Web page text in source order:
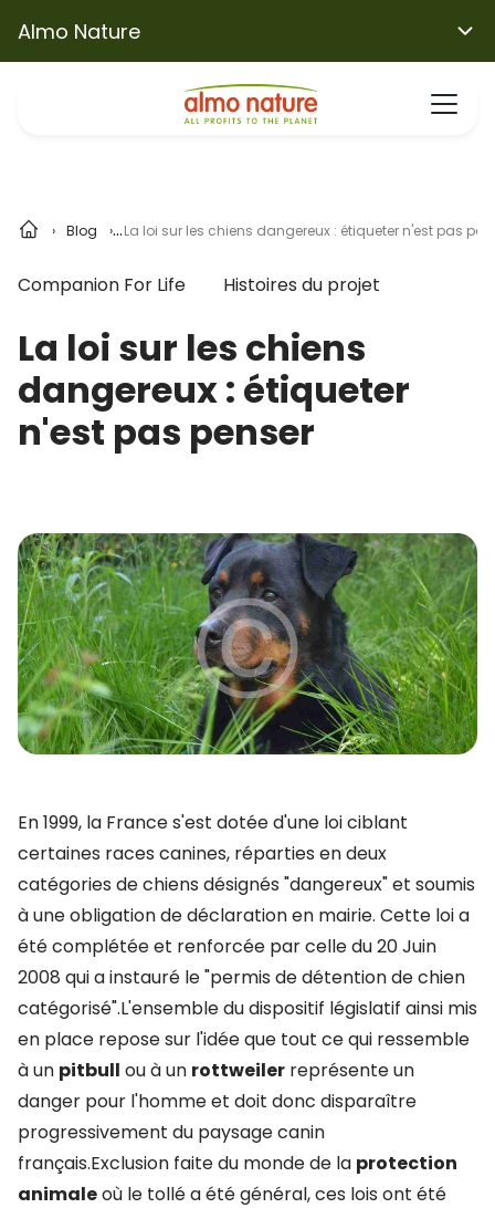
Almo Nature
Blog La loi sur les chiens dangereux : étiqueter n'est pas
Companion For Life Histoires du projet
La loi sur les chiens
dangereux : étiqueter
n'est pas penser
En 1999, la France s'est dotée d'une loi ciblant
certaines races canines, réparties en deux
catégories de chiens désignés "dangereux" et soumis
à une obligation de déclaration en mairie. Cette loi a
été complétée et renforcée par celle du 20 Juin
2008 qui a instauré le "permis de détention de chien
catégorisé".L'ensemble du dispositif législatif ainsi mis
en place repose sur l'idée que tout ce qui ressemble
à un pitbull ou à un rottweiler représente un
danger pour l'homme et doit donc disparaître
progressivement du paysage canin
français.Exclusion faite du monde de la protection
animaleoù le tollé a été général, ces lois ont été